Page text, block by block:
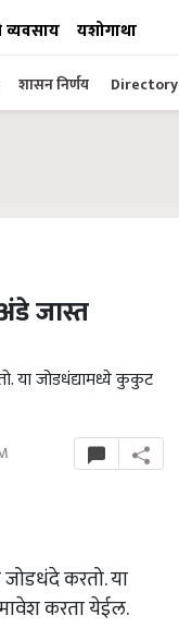
व्यवसाय यशोगाथा
शासन निर्णय Directory
जास्त
या जोडधंद्यामध्ये कुकुट
करतो. या
करता येईल.